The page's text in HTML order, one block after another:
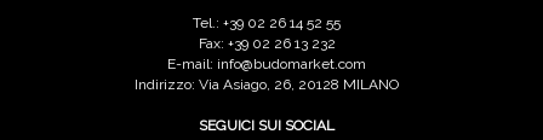
Tel.: +39 02 26 14 52 55
Fax: +39 02 26 13 232
E-mail: info@budomarket.com
Indirizzo: Via Asiago, 26, 20128 MILANO
SEGUICI SUI SOCIAL